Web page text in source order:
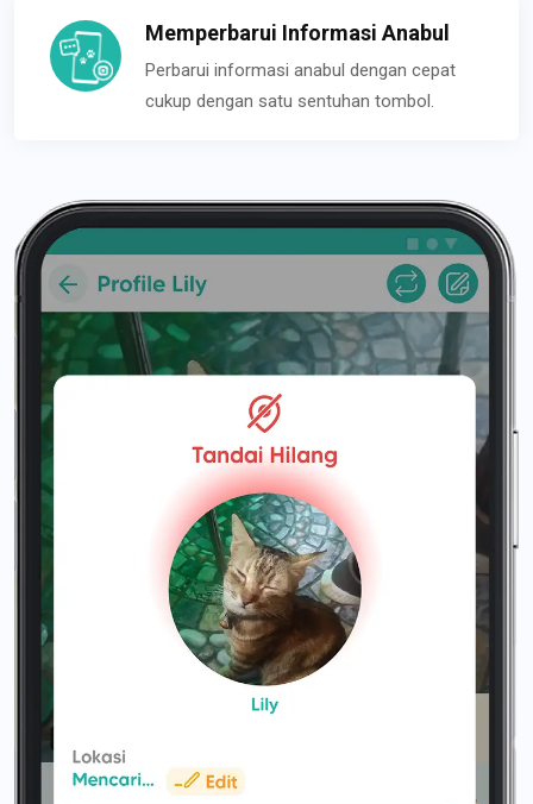
Memperbarui Informasi Anabul
Perbarui informasi anabul dengan cepat
cukup dengan satu sentuhan tombol.